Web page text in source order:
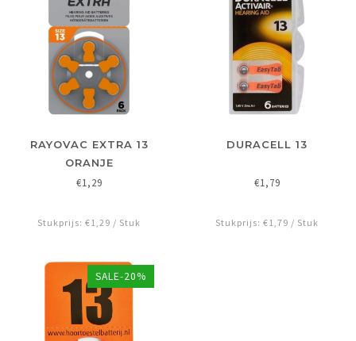
RAYOVAC EXTRA 13
ORANJE
€1,29
Stukprijs: €1,29 / Stuk
DURACELL 13
€1,79
Stukprijs: €1,79 / Stuk
SALE-20%